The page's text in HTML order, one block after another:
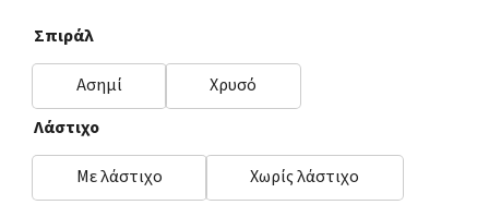
Σπιράλ
Ασημί
Χρυσό
Λάστιχο
Με λάστιχο
Χωρίς λάστιχο